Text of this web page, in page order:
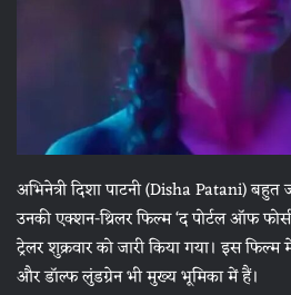
अभिनेत्री दिशा पाटनी (Disha Patani)
उनकी एक्शन-थ्रिलर फिल्म ‘द पोर्टल ऑफ
ट्रेलर शुक्रवार को जारी किया गया। इस
और डॉल्फ लुंडग्रेन भी मुख्य भूमिका में हैं।